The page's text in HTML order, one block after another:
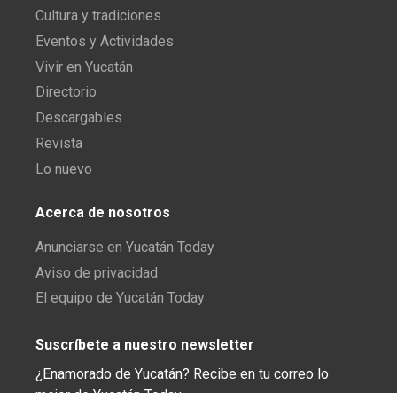
Cultura y tradiciones
Eventos y Actividades
Vivir en Yucatán
Directorio
Descargables
Revista
Lo nuevo
Acerca de nosotros
Anunciarse en Yucatán Today
Aviso de privacidad
El equipo de Yucatán Today
Suscríbete a nuestro newsletter
¿Enamorado de Yucatán? Recibe en tu correo lo